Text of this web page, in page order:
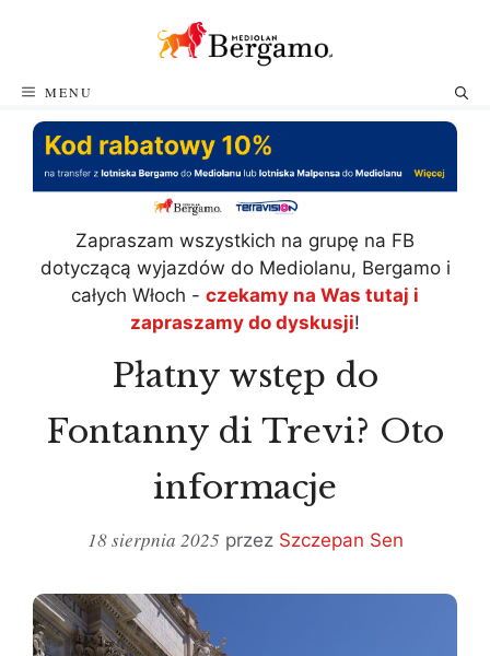
MENU
Zapraszam wszystkich na grupę na FB
dotyczącą wyjazdów do Mediolanu, Bergamo i
całych Włoch - czekamy na Was tutaj i
zapraszamy do dyskusji!
Płatny wstęp do
Fontanny di Trevi? Oto
informacje
18 sierpnia 2025 przez Szczepan Sen